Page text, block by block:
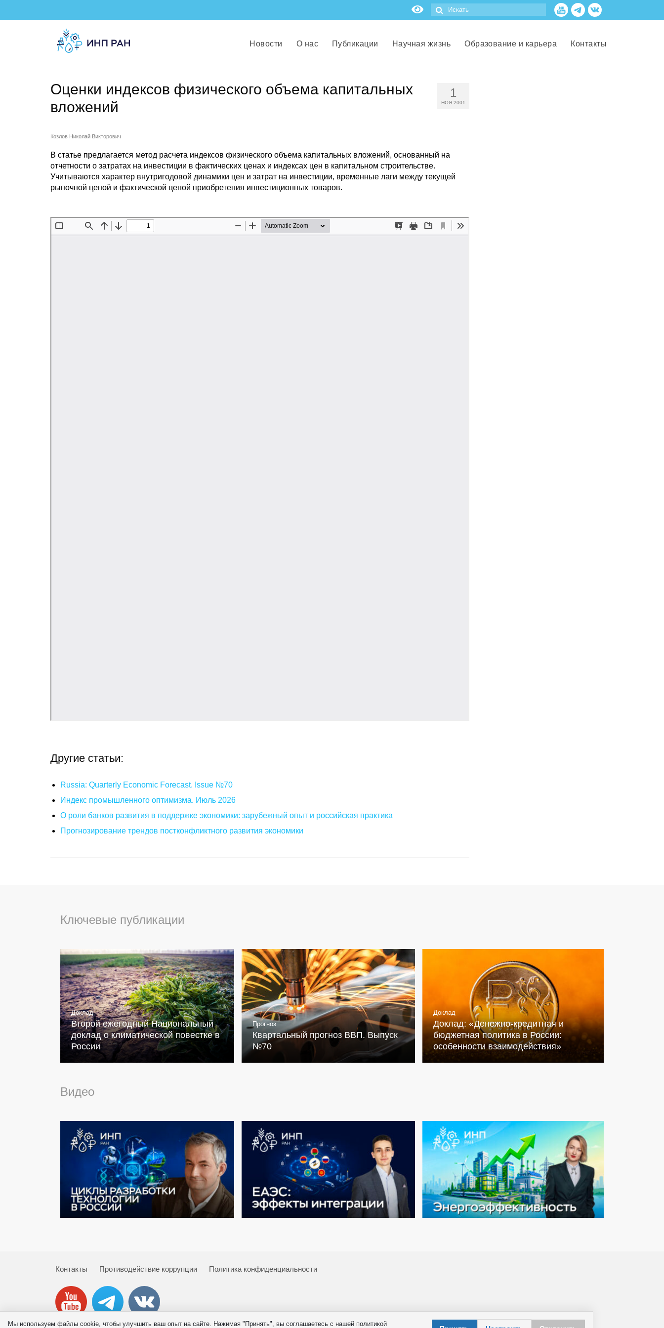
Новости О нас Публикации Научная жизнь Образование и карьера Контакты
1
НОЯ 2001
Оценки индексов физического объема капитальных
вложений
Козлов Николай Викторович
В статье предлагается метод расчета индексов физического объема капитальных вложений, основанный на
отчетности о затратах на инвестиции в фактических ценах и индексах цен в капитальном строительстве.
Учитываются характер внутригодовой динамики цен и затрат на инвестиции, временные лаги между текущей
рыночной ценой и фактической ценой приобретения инвестиционных товаров.
Другие статьи:
Russia: Quarterly Economic Forecast. Issue №70
Индекс промышленного оптимизма. Июль 2026
О роли банков развития в поддержке экономики: зарубежный опыт и российская практика
Прогнозирование трендов постконфликтного развития экономики
Ключевые публикации
Доклад
Второй ежегодный Национальный
доклад о климатической повестке в
России
Прогноз
Квартальный прогноз ВВП. Выпуск
№70
Доклад
Доклад: «Денежно-кредитная и
бюджетная политика в России:
особенности взаимодействия»
Видео
Контакты Противодействие коррупции Политика конфиденциальности
Мы используем файлы cookie, чтобы улучшить ваш опыт на сайте. Нажимая "Принять", вы соглашаетесь с нашей политикой